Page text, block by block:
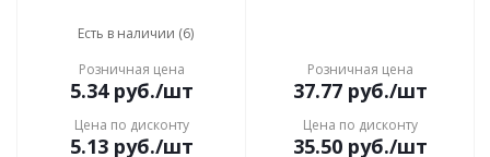
Есть в наличии (6)
Розничная цена
5.34руб./шт
Цена по дисконту
5.13руб./шт
Розничная цена
37.77руб./шт
Цена по дисконту
35.50руб./шт